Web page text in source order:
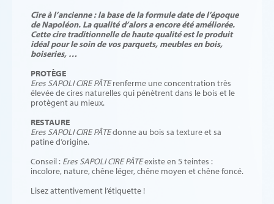
Cire à l’ancienne : la base de la formule date de l’époque
de Napoléon. La qualité d’alors a encore été améliorée.
Cette cire traditionnelle de haute qualité est le produit
idéal pour le soin de vos parquets, meubles en bois,
boiseries, …
PROTÈGE
Eres SAPOLI CIRE PÂTErenferme une concentration très
élevée de cires naturelles qui pénètrent dans le bois et le
protègent au mieux.
RESTAURE
Eres SAPOLI CIRE PÂTEdonne au bois sa texture et sa
patine d’origine.
Conseil : Eres SAPOLI CIRE PÂTEexiste en 5 teintes :
incolore, nature, chêne léger, chêne moyen et chêne foncé.
Lisez attentivement l’étiquette !